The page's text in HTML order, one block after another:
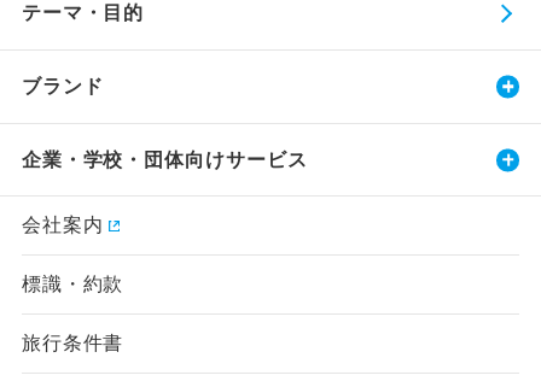
テーマ・目的
ブランド
企業・学校・団体向けサービス
会社案内
標識・約款
旅行条件書